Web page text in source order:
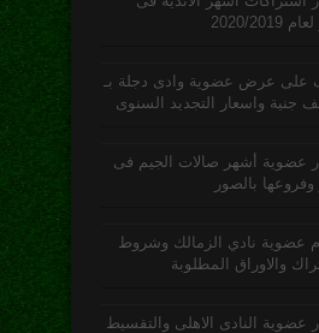
2019
على عرض عضوية وادى دجلة بـ
عضوية أشهر صالات الجيم فى
بالصور
عضوية نادي الزمالك وشروط
والاوراق المطلوبة
عضوية النادى الاهلى والتقسيط